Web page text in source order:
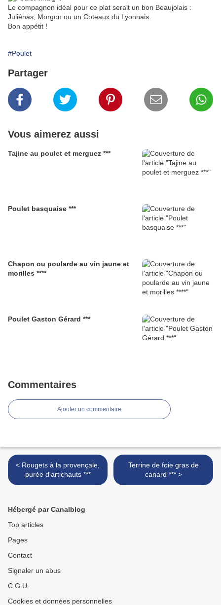
Le compagnon idéal pour ce plat serait un bon Beaujolais :
Juliénas, Morgon ou un Coteaux du Lyonnais.
Bon appétit !
#Poulet
Partager
Vous aimerez aussi
Tajine au poulet et merguez ***
Poulet basquaise ***
Chapon ou poularde au vin jaune et
morilles ****
Poulet Gaston Gérard ***
Commentaires
Ajouter un commentaire
< Rougets à la provençale,
purée d'artichauts ***
Terrine de foie gras de
canard *** >
Hébergé par Canalblog
Top articles
Pages
Contact
Signaler un abus
C.G.U.
Cookies et données personnelles